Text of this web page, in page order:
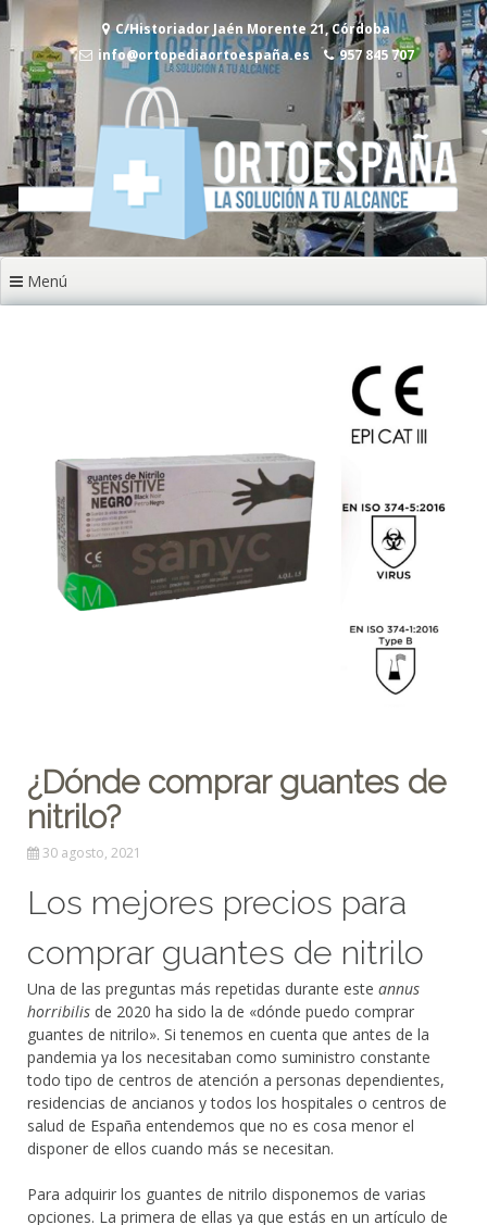
Ir
contenido
C/Historiador Jaén Morente 21, Córdoba
info@ortopediaortoespaña.es
957 845 707
Menú
¿Dónde comprar guantes de
nitrilo?
30 agosto, 2021
Los mejores precios para
comprar guantes de nitrilo
Una de las preguntas más repetidas durante este annus
horribilis de 2020 ha sido la de «dónde puedo comprar
guantes de nitrilo». Si tenemos en cuenta que antes de la
pandemia ya los necesitaban como suministro constante
todo tipo de centros de atención a personas dependientes,
residencias de ancianos y todos los hospitales o centros de
salud de España entendemos que no es cosa menor el
disponer de ellos cuando más se necesitan.
Para adquirir los guantes de nitrilo disponemos de varias
opciones. La primera de ellas ya que estás en un artículo de